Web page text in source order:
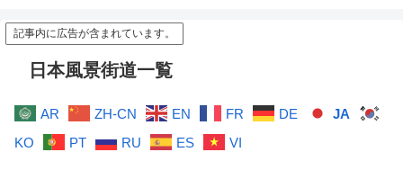
記事内に広告が含まれています。
日本風景街道一覧
AR ZH-CN EN FR DE
JA
KO
PT RU ES VI